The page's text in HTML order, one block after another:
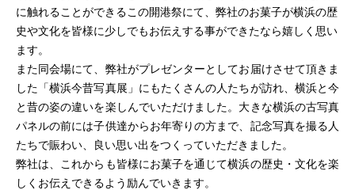
に触れることができるこの開港祭にて、弊社のお菓子が横浜の歴
史や文化を皆様に少しでもお伝えする事ができたなら嬉しく思い
ます。
また同会場にて、弊社がプレゼンターとしてお届けさせて頂きま
した「横浜今昔写真展」にもたくさんの人たちが訪れ、横浜と今
と昔の姿の違いを楽しんでいただけました。大きな横浜の古写真
パネルの前には子供達からお年寄りの方まで、記念写真を撮る人
たちで賑わい、良い思い出をつくっていただきました。
弊社は、これからも皆様にお菓子を通じて横浜の歴史・文化を楽
しくお伝えできるよう励んでいきます。